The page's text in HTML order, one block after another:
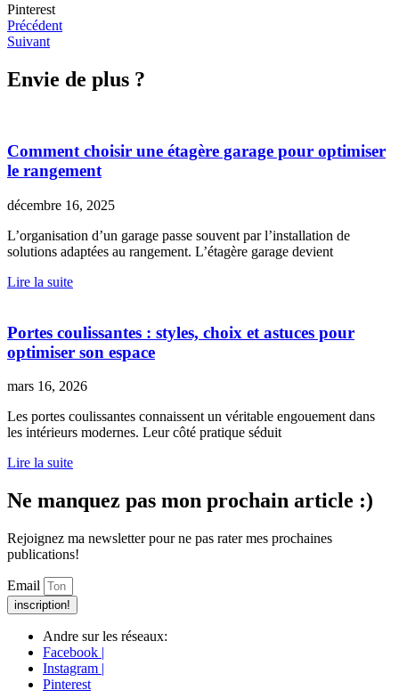
Pinterest
Précédent
Suivant
Envie de plus ?
Comment choisir une étagère garage pour optimiser
le rangement
décembre 16, 2025
L’organisation d’un garage passe souvent par l’installation de
solutions adaptées au rangement. L’étagère garage devient
Lire la suite
Portes coulissantes : styles, choix et astuces pour
optimiser son espace
mars 16, 2026
Les portes coulissantes connaissent un véritable engouement dans
les intérieurs modernes. Leur côté pratique séduit
Lire la suite
Ne manquez pas mon prochain article :)
Rejoignez ma newsletter pour ne pas rater mes prochaines
publications!
Email
inscription!
Andre sur les réseaux:
Facebook |
Instagram |
Pinterest